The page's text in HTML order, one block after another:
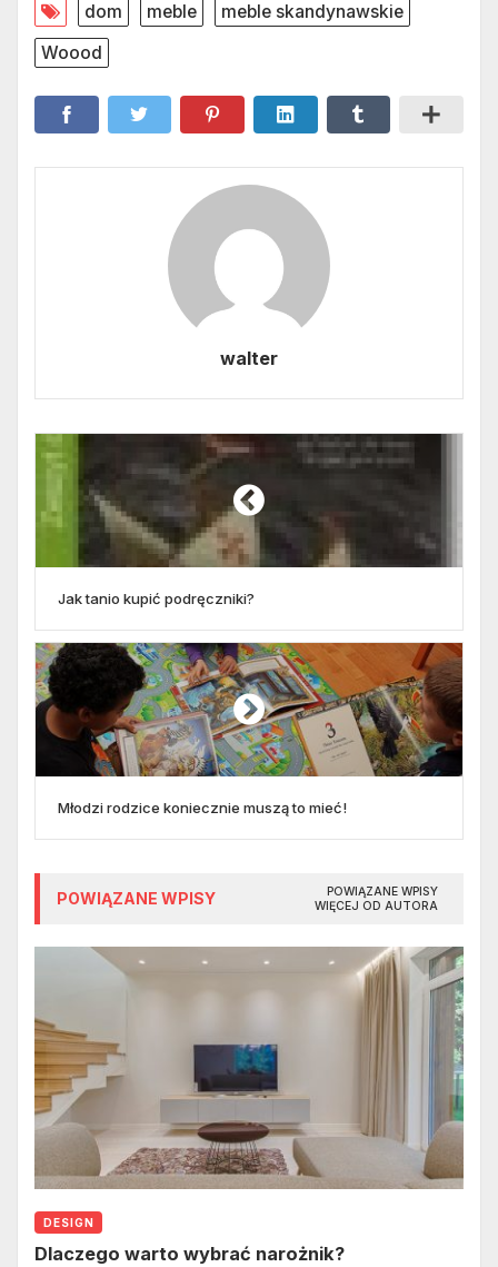
dom meble
meble skandynawskie
Woood
walter
Jak tanio kupić podręczniki?
Młodzi rodzice koniecznie muszą to mieć!
POWIĄZANE WPISY
POWIĄZANE WPISY
WIĘCEJ OD AUTORA
DESIGN
Dlaczego warto wybrać narożnik?